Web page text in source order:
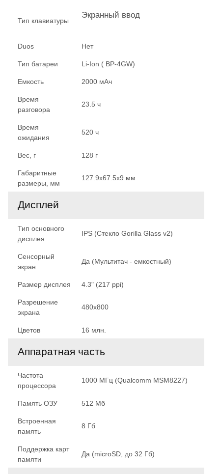
Тип клавиатуры
Экранный ввод
Duos Нет
Тип батареи Li-Ion ( BP-4GW)
Емкость 2000 мАч
Время
разговора
23.5 ч
Время
ожидания
520 ч
Вес, г 128 г
Габаритные
размеры, мм
127.9x67.5x9 мм
Дисплей
Тип основного
дисплея
IPS (Стекло Gorilla Glass v2)
Сенсорный
экран
Да (Мультитач - емкостный)
Размер дисплея 4.3" (217 ppi)
Разрешение
экрана
480x800
Цветов 16 млн.
Аппаратная часть
Частота
процессора
1000 МГц (Qualcomm MSM8227)
Память ОЗУ 512 Мб
Встроенная
память
8 Гб
Поддержка карт
памяти
Да (microSD, до 32 Гб)